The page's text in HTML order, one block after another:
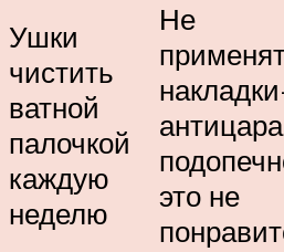
Ушки
чистить
ватной
палочкой
каждую
неделю
Не
это не